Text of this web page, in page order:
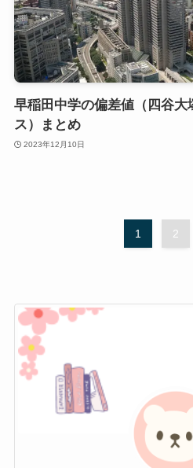
早稲田中学の偏差値（四谷大
ス）まとめ
2023年12月10日
1 2